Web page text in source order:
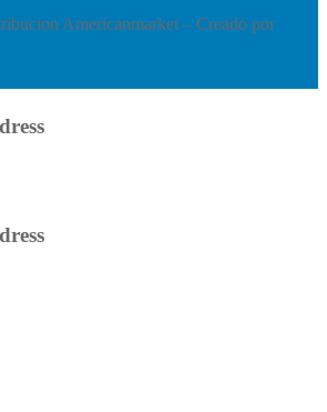
Americanmarket – Creado por